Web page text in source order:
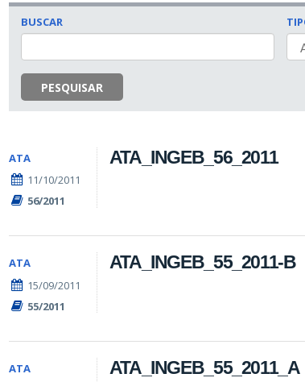
BUSCAR
PESQUISAR
ATA
11/10/2011
56/2011
ATA_INGEB_56_2011
ATA
15/09/2011
55/2011
ATA_INGEB_55_2011-B
ATA
ATA_INGEB_55_2011_A